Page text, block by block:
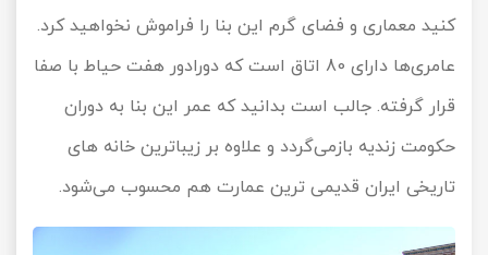
کنید معماری و فضای گرم این بنا را فراموش نخواهید کرد.
عامری‌ها دارای 80 اتاق است که دورادور هفت حیاط با صفا
قرار گرفته. جالب است بدانید که عمر این بنا به دوران
حکومت زندیه بازمی‌گردد و علاوه بر زیباترین خانه های
تاریخی ایران قدیمی ترین عمارت هم محسوب می‌شود.